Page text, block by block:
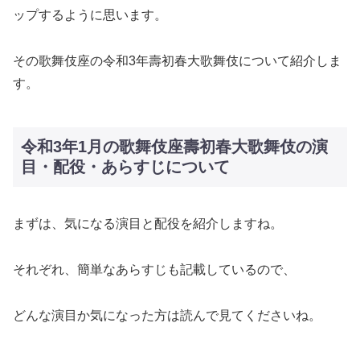
ップするように思います。
その歌舞伎座の令和3年壽初春大歌舞伎について紹介しま
す。
令和3年1月の歌舞伎座壽初春大歌舞伎の演
目・配役・あらすじについて
まずは、気になる演目と配役を紹介しますね。
それぞれ、簡単なあらすじも記載しているので、
どんな演目か気になった方は読んで見てくださいね。